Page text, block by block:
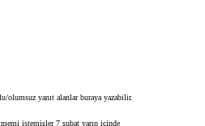
olumsuz yanıt alanlar buraya yazabilir.
istemişler 7 şubat yarın içinde